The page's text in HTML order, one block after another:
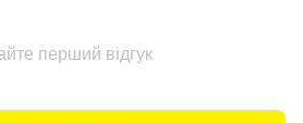
перший відгук